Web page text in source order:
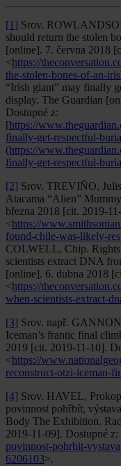
[1] Srov.
should return the stolen
[online]. 7. června 2018
<https://
the-stolen-bones-of-an-
“Irish giant” may finally
display. The Guardian
Dostupné z:
[https://
finally-get-respectful-
(https://
finally-get-respectful-
[2] Srov. TREVIÑO,
Atacama “Alien”
března 2018 [cit. 2019-
<https://
found-chile-was-likely-
COLWELL, Chip. Rights
scientists extract DNA
[online]. 6. dubna 2018
<https://
when-scientists-extract-
[3] Srov. např.
Iceman’s frantic final
2019 [cit. 2019-11-10].
<https://
reconstruct-otzi-iceman-
[4] Srov. HAVEL,
povinnost pohřbít,
Body The Exhibition.
2019-11-09]. Dostupné z:
povinnost-pohrbit-
6206103>.